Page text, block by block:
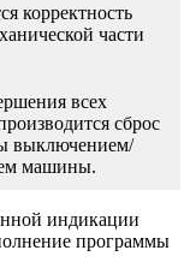
корректность
части
всех
сброс
выключением/
машины.
индикации
программы